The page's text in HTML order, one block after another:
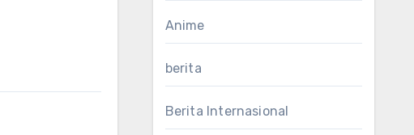
Anime
berita
Berita Internasional